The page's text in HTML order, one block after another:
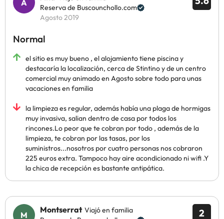
Reserva de Buscounchollo.com
Agosto 2019
Normal
el sitio es muy bueno , el alojamiento tiene piscina y
destacaría la localización, cerca de Stintino y de un centro
comercial muy animado en Agosto sobre todo para unas
vacaciones en familia
la limpieza es regular, además había una plaga de hormigas
muy invasiva, salian dentro de casa por todos los
rincones.Lo peor que te cobran por todo , además de la
limpieza, te cobran por las tasas, por los
suministros...nosotros por cuatro personas nos cobraron
225 euros extra. Tampoco hay aire acondicionado ni wifi .Y
la chica de recepción es bastante antipática.
2
Montserrat Viajó en familia